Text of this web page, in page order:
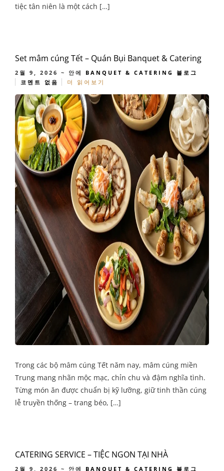
tiệc tân niên là một cách […]
Set mâm cúng Tết – Quán Bụi Banquet & Catering
2월 9, 2026 ~ 안에 BANQUET & CATERING
블로그
코멘트 없음
더 읽어보기
Trong các bộ mâm cúng Tết năm nay, mâm cúng miền
Trung mang nhãn mộc mạc, chỉn chu và đậm nghĩa tình.
Từng món ăn được chuẩn bị kỹ lưỡng, giữ tinh thần cúng
lễ truyền thống – trang béo, […]
CATERING SERVICE – TIỆC NGON TẠI NHÀ
2월 9, 2026 ~ 안에 BANQUET & CATERING 블로그